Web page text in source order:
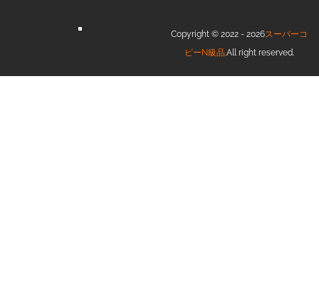
Copyright © 2022 - 2026スーパーコ
ピーN級品.All right reserved.